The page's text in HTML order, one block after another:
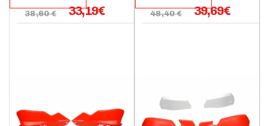
38,60 € 33,19€ 48,40 € 39,69€